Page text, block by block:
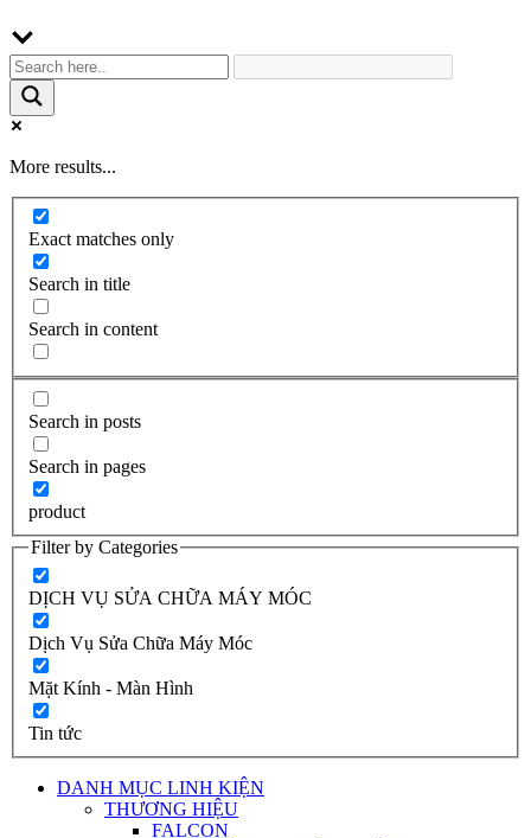
More results...
Exact matches only
Search in title
Search in content
Search in posts
Search in pages
product
Filter by Categories
DỊCH VỤ SỬA CHỮA MÁY MÓC
Dịch Vụ Sửa Chữa Máy Móc
Mặt Kính - Màn Hình
Tin tức
DANH MỤC LINH KIỆN
THƯƠNG HIỆU
FALCON